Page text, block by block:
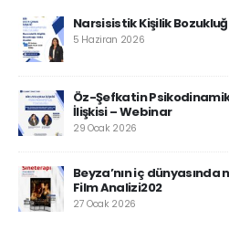
Narsisistik Kişilik
5 Haziran 2026
Öz-Şefkatin
İlişkisi – Webinar
29 Ocak 2026
Beyza’nın iç
Film Analizi202
27 Ocak 2026